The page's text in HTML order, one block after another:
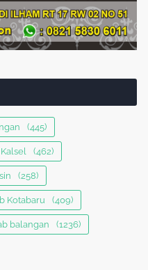
(445)
(462)
(258)
Kotabaru (409)
balangan (1236)